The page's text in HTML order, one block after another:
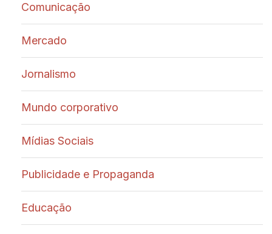
Comunicação
Mercado
Jornalismo
Mundo corporativo
Mídias Sociais
Publicidade e Propaganda
Educação